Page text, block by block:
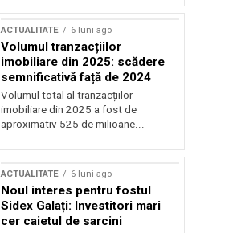
ACTUALITATE 6 luni ago
Volumul tranzacțiilor
imobiliare din 2025: scădere
semnificativă față de 2024
Volumul total al tranzacțiilor
imobiliare din 2025 a fost de
aproximativ 525 de milioane...
ACTUALITATE 6 luni ago
Noul interes pentru fostul
Sidex Galați: Investitori mari
cer caietul de sarcini